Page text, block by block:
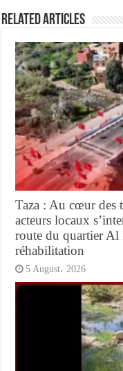
Related Articles
Taza : Au cœur des
acteurs locaux
route du quartier Al
réhabilitation
5 August، 2026